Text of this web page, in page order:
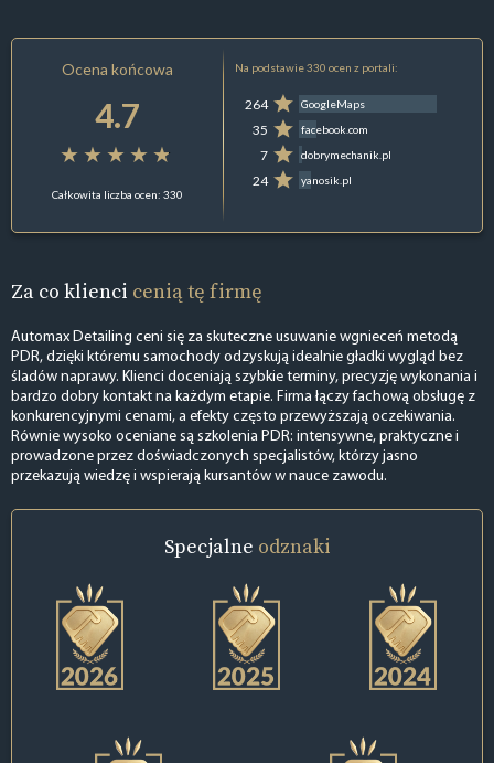
Ocena końcowa
4.7
Całkowita liczba ocen: 330
Na podstawie 330 ocen z portali:
264 GoogleMaps
35 facebook.com
7 dobrymechanik.pl
24 yanosik.pl
Za co klienci cenią tę firmę
Automax Detailing ceni się za skuteczne usuwanie wgnieceń metodą
PDR, dzięki któremu samochody odzyskują idealnie gładki wygląd bez
śladów naprawy. Klienci doceniają szybkie terminy, precyzję wykonania i
bardzo dobry kontakt na każdym etapie. Firma łączy fachową obsługę z
konkurencyjnymi cenami, a efekty często przewyższają oczekiwania.
Równie wysoko oceniane są szkolenia PDR: intensywne, praktyczne i
prowadzone przez doświadczonych specjalistów, którzy jasno
przekazują wiedzę i wspierają kursantów w nauce zawodu.
Specjalne odznaki